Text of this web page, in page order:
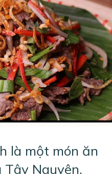
là một món ăn
Nguyên,